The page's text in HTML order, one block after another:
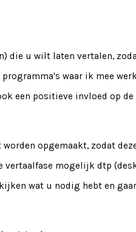
die u wilt laten vertalen,
waar ik mee
een positieve invloed op
opgemaakt, zodat
vertaalfase mogelijk dtp
wat u nodig hebt en